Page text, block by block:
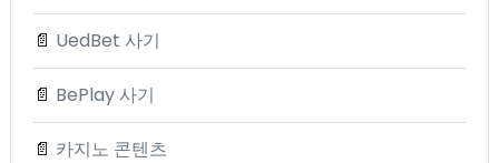
📄 UedBet 사기
📄 BePlay 사기
📄 카지노 콘텐츠